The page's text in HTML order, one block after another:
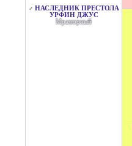
♂ НАСЛЕДНИК ПРЕСТОЛА
УРФИН ДЖУС
Мраморный